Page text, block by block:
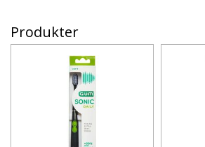
Produkter